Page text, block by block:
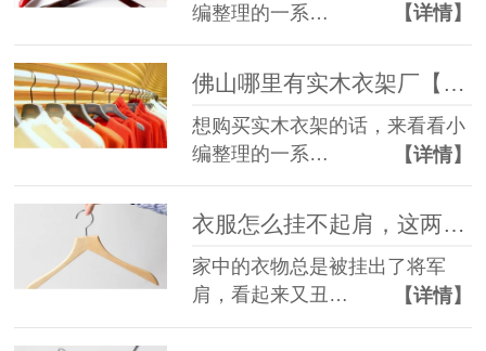
编整理的一系…
【详情】
佛山哪里有实木衣架厂【华恩衣架】
想购买实木衣架的话，来看看小
编整理的一系…
【详情】
衣服怎么挂不起肩，这两点你一定要知道【华恩衣架】
家中的衣物总是被挂出了将军
肩，看起来又丑…
【详情】